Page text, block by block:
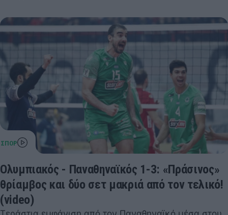
Ολυμπιακός - Παναθηναϊκός 1-3: «Πράσινος»
θρίαμβος και δύο σετ μακριά από τον τελικό!
(video)